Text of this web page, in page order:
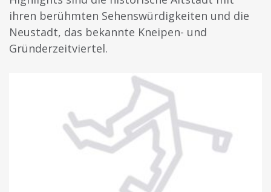
ihren berühmten Sehenswürdigkeiten und die
Neustadt, das bekannte Kneipen- und
Gründerzeitviertel.